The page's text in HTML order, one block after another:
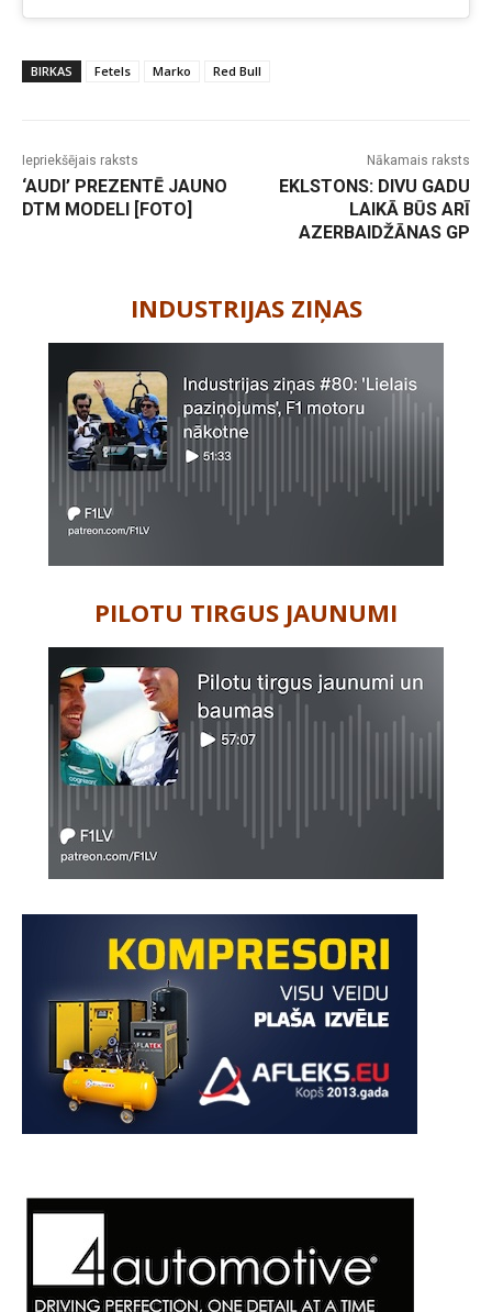
BIRKAS Fetels Marko Red Bull
Iepriekšējais raksts
‘AUDI’ PREZENTĒ JAUNO
DTM MODELI [FOTO]
Nākamais raksts
EKLSTONS: DIVU GADU
LAIKĀ BŪS ARĪ
AZERBAIDŽĀNAS GP
INDUSTRIJAS ZIŅAS
PILOTU TIRGUS JAUNUMI